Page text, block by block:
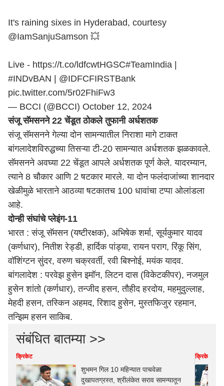
It's raining sixes in Hyderabad, courtesy
@IamSanjuSamson 💥
Live - https://t.co/ldfcwtHGSC#TeamIndia
#INDvBAN
@IDFCFIRSTBank
pic.twitter.com/5r02FhiFw3
— BCCI (@BCCI) October 12, 2024
संजू सॅमसनने 22 चेंडूत ठोकले तुफानी अर्धशतक
संजू सॅमसनने गेल्या दोन सामन्यातील निराशा मागे टाकत
बांगलादेशविरुद्धच्या तिसऱ्या टी-20 सामन्यात अर्धशतक झळकावले.
सॅमसनने अवघ्या 22 चेंडूत आपले अर्धशतक पूर्ण केले. यादरम्यान,
त्याने 8 चौकार आणि 2 षटकार मारले. या दोन फलंदाजांच्या शानदार
खेळीमुळे भारताने आठव्या षटकातच 100 धावांचा टप्पा ओलांडला
आहे.
दोन्ही संघांचे प्लेइंग-11
भारत : संजू सॅमसन (यष्टीरक्षक), अभिषेक शर्मा, सूर्यकुमार यादव
(कर्णधार), नितीश रेड्डी, हार्दिक पांड्या, रायन पराग, रिंकू सिंग,
वॉशिंग्टन सुंदर, वरुण चक्रवर्ती, रवी बिश्नोई, मयंक यादव.
बांगलादेश : परवेझ हुसेन इमॉन, लिटन दास (विकेटकीपर), नजमुल
हुसेन शांतो (कर्णधार), तन्जीद हसन, तौहीद हरदोय, महमुदुल्लाह,
मेहदी हसन, तस्किन अहमद, रिशाद हुसेन, मुस्तफिजुर रहमान,
तन्झिम हसन साकिब.
संबंधित बातम्या >>
क्रिकेट
शुभमन गिल 10 महिन्यात पाचवेळा
दुखापतग्रस्त, श्रीलंकेत सराव सामन्यातून
क्रिकेट